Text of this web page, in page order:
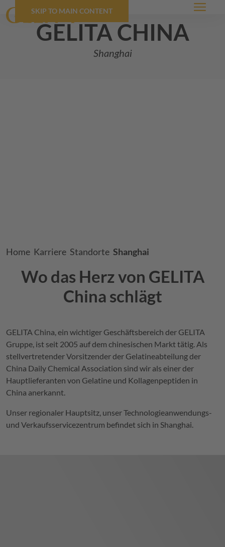
SKIP TO MAIN CONTENT Menü
GELITAchina
Shanghai
Breadcrumb
Home Karriere Standorte Shanghai
Wo das Herz von GELITA
China schlägt
GELITA China, ein wichtiger Geschäftsbereich der GELITA
Gruppe, ist seit 2005 auf dem chinesischen Markt tätig. Als
stellvertretender Vorsitzender der Gelatineabteilung der
China Daily Chemical Association sind wir als einer der
Hauptlieferanten von Gelatine und Kollagenpeptiden in
China anerkannt.
Unser regionaler Hauptsitz, unser Technologieanwendungs-
und Verkaufsservicezentrum befindet sich in Shanghai.